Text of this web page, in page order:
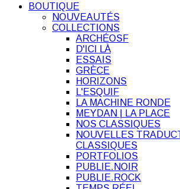
BOUTIQUE
NOUVEAUTÉS
COLLECTIONS
ARCHÉOSF
D'ICI LÀ
ESSAIS
GRÈCE
HORIZONS
L'ESQUIF
LA MACHINE RONDE
MEYDAN | LA PLACE
NOS CLASSIQUES
NOUVELLES
CLASSIQUES
PORTFOLIOS
PUBLIE.NOIR
PUBLIE.ROCK